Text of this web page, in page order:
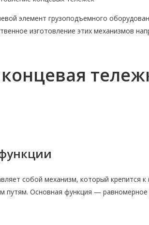
элемент грузоподъемного
изготовление этих механизмов
собой механизм, который крепится
путям. Основная функция — равномерное